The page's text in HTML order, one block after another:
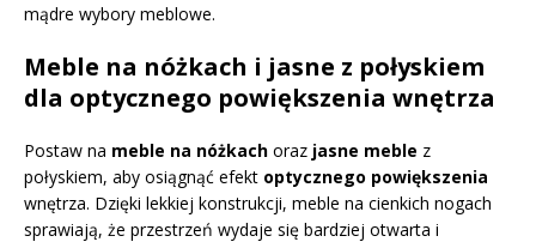
mądre wybory meblowe.
Meble na nóżkach i jasne z połyskiem
dla optycznego powiększenia wnętrza
Postaw na meble na nóżkach oraz jasne meble z
połyskiem, aby osiągnąć efekt optycznego powiększenia
wnętrza. Dzięki lekkiej konstrukcji, meble na cienkich nogach
sprawiają, że przestrzeń wydaje się bardziej otwarta i